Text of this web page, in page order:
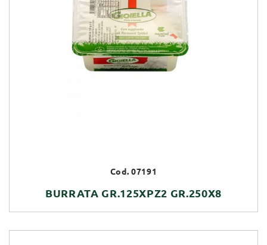
Cod. 07191
BURRATA GR.125XPZ2 GR.250X8